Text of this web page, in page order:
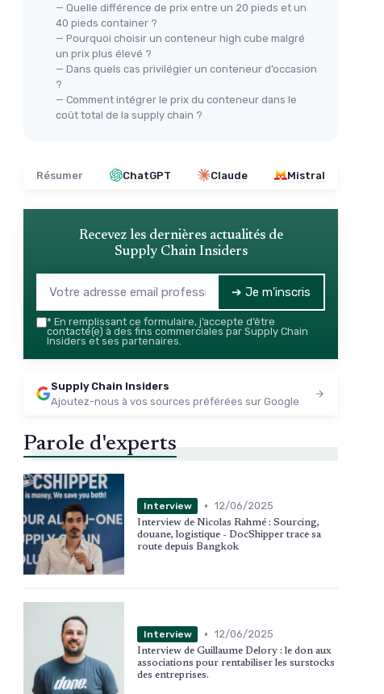
— Quelle différence de prix entre un 20 pieds et un
40 pieds container ?
— Pourquoi choisir un conteneur high cube malgré
un prix plus élevé ?
— Dans quels cas privilégier un conteneur d’occasion
?
— Comment intégrer le prix du conteneur dans le
coût total de la supply chain ?
Résumer ChatGPT Claude Mistral
Recevez les dernières actualités de
Supply Chain Insiders
➔ Je m'inscris
* En remplissant ce formulaire, j’accepte d’être
contacté(e) à des fins commerciales par Supply Chain
Insiders et ses partenaires.
Supply Chain Insiders
Ajoutez-nous à vos sources préférées sur Google
Parole d'experts
Interview • 12/06/2025
Interview de Nicolas Rahmé : Sourcing,
douane, logistique - DocShipper trace sa
route depuis Bangkok
Interview • 12/06/2025
Interview de Guillaume Delory : le don aux
associations pour rentabiliser les surstocks
des entreprises.